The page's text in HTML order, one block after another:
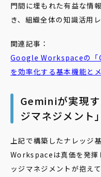
門間に埋もれた有益な情
き、組織全体の知識活用
関連記事：
Google Workspaceの「
を効率化する基本機能と
Geminiが実現
ジマネジメント
上記で構築したナレッ
Workspaceは真価を発
ッジマネジメントが抱え